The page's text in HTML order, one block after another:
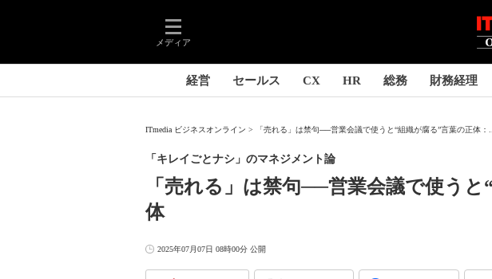
メディア
経営 セールス CX HR 総務 財務経理
ITmedia ビジネスオンライン 「売れる」は禁句──営業会議で使うと“組織が腐る”言葉の正体：...
「売れる」は禁句──営業会議で使う
体
「キレイごとナシ」のマネジメント論
2025年07月07日 08時00分 公開